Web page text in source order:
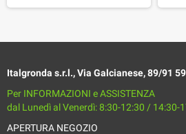
Italgronda s.r.l., Via Galcianese, 89/91
Per INFORMAZIONI e ASSISTENZA
dal Lunedì al Venerdì: 8:30-12:30 / 14:30-
APERTURA NEGOZIO